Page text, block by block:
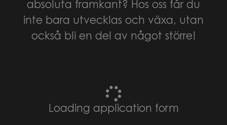
absoluta framkant? Hos oss får du
inte bara utvecklas och växa, utan
också bli en del av något större!
Loading application form